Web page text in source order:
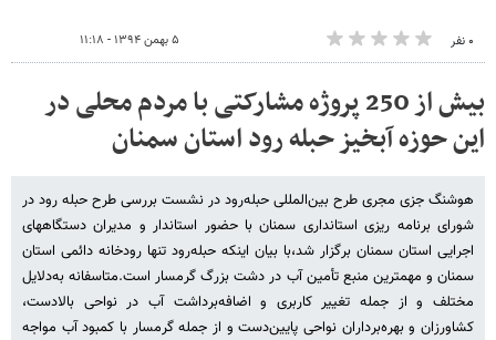
۰ نفر ۵ بهمن ۱۳۹۴ - ۱۱:۱۸
بیش از 250 پروژه مشارکتی با مردم محلی در
این حوزه آبخیز حبله رود استان سمنان
هوشنگ جزی مجری طرح بین‌المللی حبله‌رود در نشست بررسی طرح حبله رود در
شورای برنامه ریزی استانداری سمنان با حضور استاندار و مدیران دستگاههای
اجرایی استان سمنان برگزار شد،با بیان اینکه حبله‌رود تنها رودخانه دائمی استان
سمنان و مهمترین منبع تأمین آب در دشت بزرگ گرمسار است.متاسفانه به‌دلایل
مختلف و از جمله تغییر کاربری و اضافه‌برداشت آب در نواحی بالادست،
کشاورزان و بهره‌برداران نواحی پایین‌دست و از جمله گرمسار با کمبود آب مواجه